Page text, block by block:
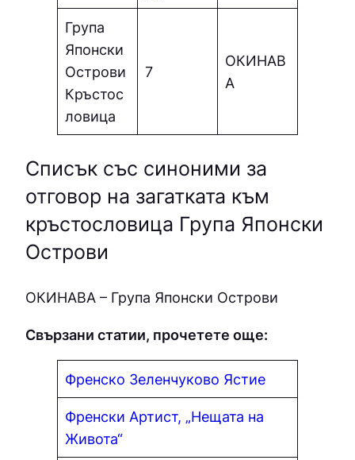
Група
Японски
Острови
Кръстос
ловица
7
ОКИНAВ
A
Списък със синоними за
отговор на загатката към
кръстословица Група Японски
Острови
ОКИНAВA – Група Японски Острови
Свързани статии, прочетете още:
Френско Зеленчуково Ястие
Френски Артист, „Нещата на
Живота“